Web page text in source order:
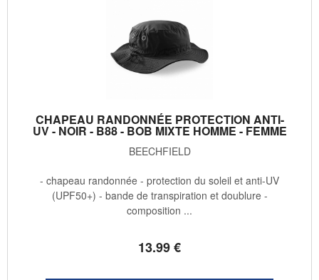
CHAPEAU RANDONNÉE PROTECTION ANTI-
UV - NOIR - B88 - BOB MIXTE HOMME - FEMME
BEECHFIELD
13.99€
- chapeau randonnée - protection du soleil et anti-UV
(UPF50+) - bande de transpiration et doublure -
composition ...